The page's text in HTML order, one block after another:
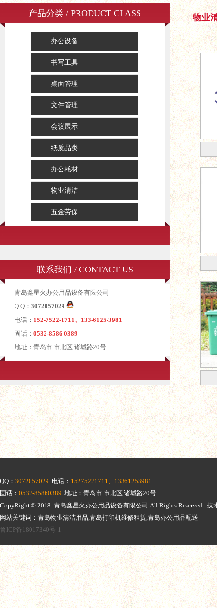
产品分类 / PRODUCT CLASS
办公设备
书写工具
桌面管理
文件管理
会议展示
纸质品类
办公耗材
物业清洁
五金劳保
联系我们 / CONTACT US
青岛鑫星火办公用品设备有限公司
Q Q： 3072057029
电话： 152-7522-1711、133-6125-3981
固话： 0532-8586 0389
地址：青岛市 市北区 诸城路20号
物业
QQ： 3072057029 电话： 15275221711、13361253981
固话： 0532-85860389 地址：青岛市 市北区 诸城路20号
CopyRight © 2018. 青岛鑫星火办公用品设备有限公司 All Rights Reserved. 技
网站关键词：青岛物业清洁用品,青岛打印机维修租赁,青岛办公用品配送
鲁ICP备18017340号-1